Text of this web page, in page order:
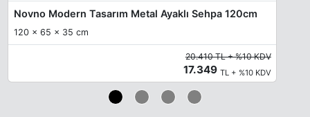
Novno Modern Tasarım Metal Ayaklı Sehpa 120cm
120 x 65 x 35 cm
20.410 TL + %10 KDV
17.349 TL + %10 KDV